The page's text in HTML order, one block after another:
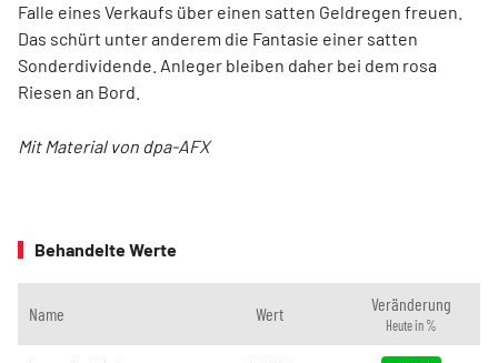
Falle eines Verkaufs über einen satten Geldregen freuen.
Das schürt unter anderem die Fantasie einer satten
Sonderdividende. Anleger bleiben daher bei dem rosa
Riesen an Bord.
Mit Material von dpa-AFX
Behandelte Werte
Name Wert Veränderung
Heute in %